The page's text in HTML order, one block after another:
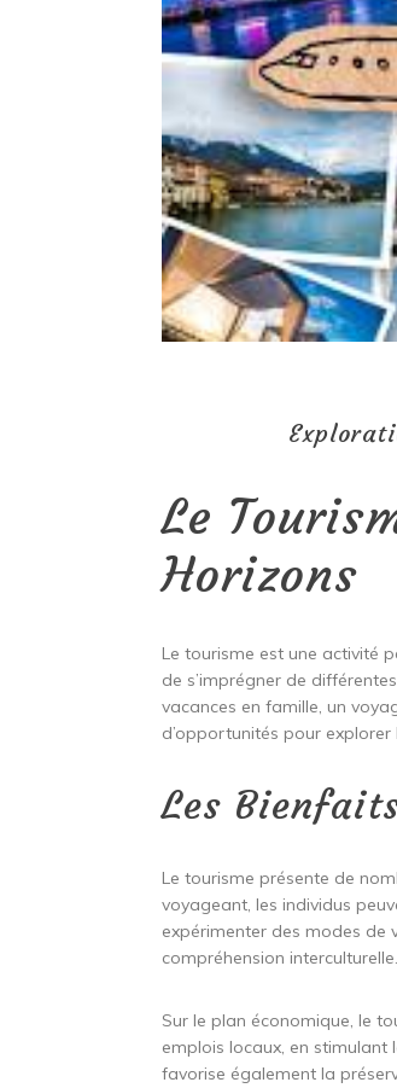
Le
Horizons
Le tourisme est une activité
de s’imprégner de
vacances en famille, un
d’opportunités pour
Les
Le tourisme présente de
voyageant, les individus
expérimenter des modes de
compréhension interculturelle.
Sur le plan économique, le
emplois locaux, en stimulant
favorise également la